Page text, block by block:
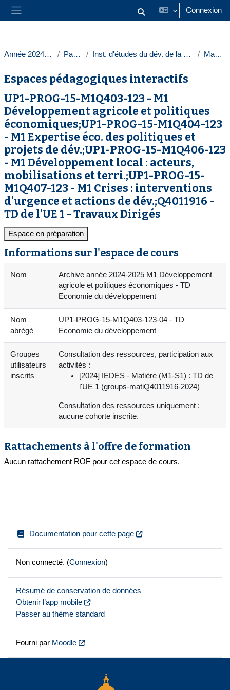
Passer au contenu principal
Panneau latéral Activer/désactiver la saisie
Connexion
Année 2024-2025 Paris 1 Inst. d'études du dév. de la Sorbonne Masters
Espaces pédagogiques interactifs
UP1-PROG-15-M1Q403-123 - M1
Développement agricole et politiques
économiques;UP1-PROG-15-M1Q404-123
- M1 Expertise éco. des politiques et
projets de dév.;UP1-PROG-15-M1Q406-123
- M1 Développement local : acteurs,
mobilisations et terri.;UP1-PROG-15-
M1Q407-123 - M1 Crises : interventions
d'urgence et actions de dév.;Q4011916 -
TD de l'UE 1 - Travaux Dirigés
Espace en préparation
Informations sur l'espace de cours
Nom
Archive année 2024-2025 M1 Développement
agricole et politiques économiques - TD
Economie du développement
Nom
abrégé
UP1-PROG-15-M1Q403-123-04 - TD
Economie du développement
Groupes
utilisateurs
inscrits
Consultation des ressources, participation aux
activités :
[2024] IEDES - Matière (M1-S1) : TD de
l'UE 1 (groups-matiQ4011916-2024)
Consultation des ressources uniquement :
aucune cohorte inscrite.
Rattachements à l'offre de formation
Aucun rattachement ROF pour cet espace de cours.
Documentation pour cette page
Non connecté. (Connexion)
Résumé de conservation de données
Obtenir l’app mobile
Passer au thème standard
Fourni par Moodle